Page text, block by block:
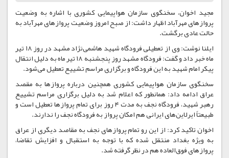
مجید اخوان، سخنگوی سازمان هواپیمایی کشوری با اشاره به وضعیت
پروازهای مهرآباد اظهار داشت: از صبح امروز وضعیت پروازهای مهرآباد به
حالت عادی برگشت.
ایلنا نوشت: وی از تعطیلی فرودگاه شهید هاشمی‌نژاد مشهد در روز ١٨ تیر
ماه خبر داد و گفت: فرودگاه مشهد روز پنجشنبه ١٨ تیر ماه به دلیل انتقال
پیکر امام شهید به این فرودگاه و برگزاری مراسم تشییع تعطیل می‌شود.
سخنگوی سازمان هواپیمایی کشوری همچنین درباره پروازها به مقصد
عراق ادامه داد: همانطور که اعلام شد به دلیل برگزاری مراسم تشییع
رهبر شهید، فرودگاه نجف به مدت ۴ روز برای تمام پروازها تعطیل است و
طبیعتاً ایرلاین‌های ایرانی هم امکان پرواز به فرودگاه نجف را ندارند.
اخوان تاکید کرد: از این رو تمام پروازهای نجف به مقاصد دیگری از عراق
به ویژه بغداد منتقل شده که با توجه به استقبال و افزایش تقاضا،
پروازهای فوق‌العاده هم در نظر گرفته شد.